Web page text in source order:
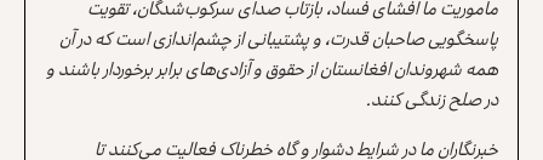
مأموریت ما افشای فساد، بازتاب صدای سرکوب‌شدگان، تقویت
پاسخگویی صاحبان قدرت، و پشتیبانی از چشم‌اندازی است که در آن
همه شهروندان افغانستان از حقوق و آزادی‌های برابر برخوردار باشند و
در صلح زندگی کنند.
خبرنگاران ما در شرایط دشوار و گاه خطرناک فعالیت می‌کنند تا